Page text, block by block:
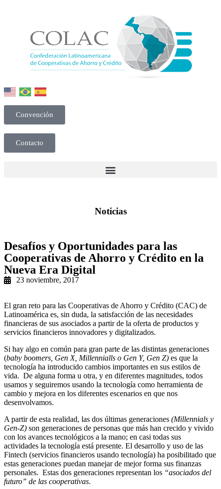
Convención
Contacto
Noticias
Desafíos y Oportunidades para las
Cooperativas de Ahorro y Crédito en la
Nueva Era Digital
23 noviembre, 2017
El gran reto para las Cooperativas de Ahorro y Crédito (CAC) de
Latinoamérica es, sin duda, la satisfacción de las necesidades
financieras de sus asociados a partir de la oferta de productos y
servicios financieros innovadores y digitalizados.
Si hay algo en común para gran parte de las distintas generaciones
(baby boomers, Gen X, Millennialls o Gen Y, Gen Z) es que la
tecnología ha introducido cambios importantes en sus estilos de
vida. De alguna forma u otra, y en diferentes magnitudes, todos
usamos y seguiremos usando la tecnología como herramienta de
cambio y mejora en los diferentes escenarios en que nos
desenvolvamos.
A partir de esta realidad, las dos últimas generaciones (Millennials y
Gen-Z) son generaciones de personas que más han crecido y vivido
con los avances tecnológicos a la mano; en casi todas sus
actividades la tecnología está presente. El desarrollo y uso de las
Fintech (servicios financieros usando tecnología) ha posibilitado que
estas generaciones puedan manejar de mejor forma sus finanzas
personales. Estas dos generaciones representan los “asociados del
futuro” de las cooperativas.